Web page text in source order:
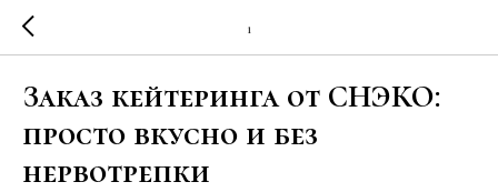
1
Заказ кейтеринга от СНЭКО:
просто вкусно и без
нервотрепки